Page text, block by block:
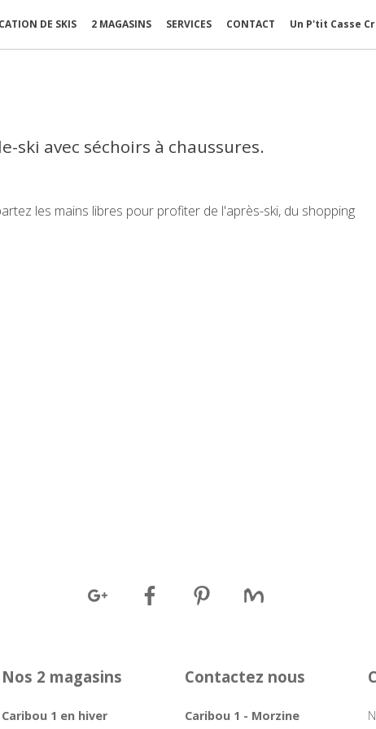
DE SKIS 2 MAGASINS SERVICES CONTACT Un P'tit Casse
ski avec séchoirs à chaussures.
les mains libres pour profiter de l'après-ski, du shopping
Nos 2 magasins
Caribou 1 en hiver
Contactez nous
Caribou 1 - Morzine